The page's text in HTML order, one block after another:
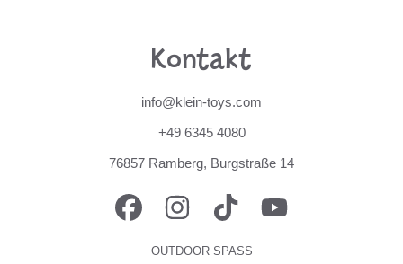
Kontakt
info@klein-toys.com
+49 6345 4080
76857 Ramberg, Burgstraße 14
FACEBOOKINSTAGRAMTIKTOK
OUTDOOR SPASS